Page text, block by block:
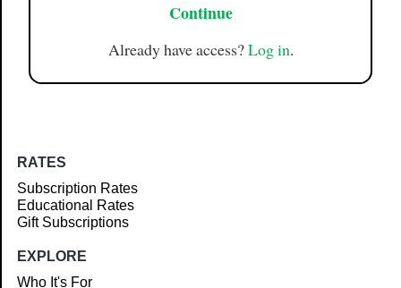
Continue
Already have access?Log in.
RATES
Subscription Rates
Educational Rates
Gift Subscriptions
EXPLORE
Who It's For